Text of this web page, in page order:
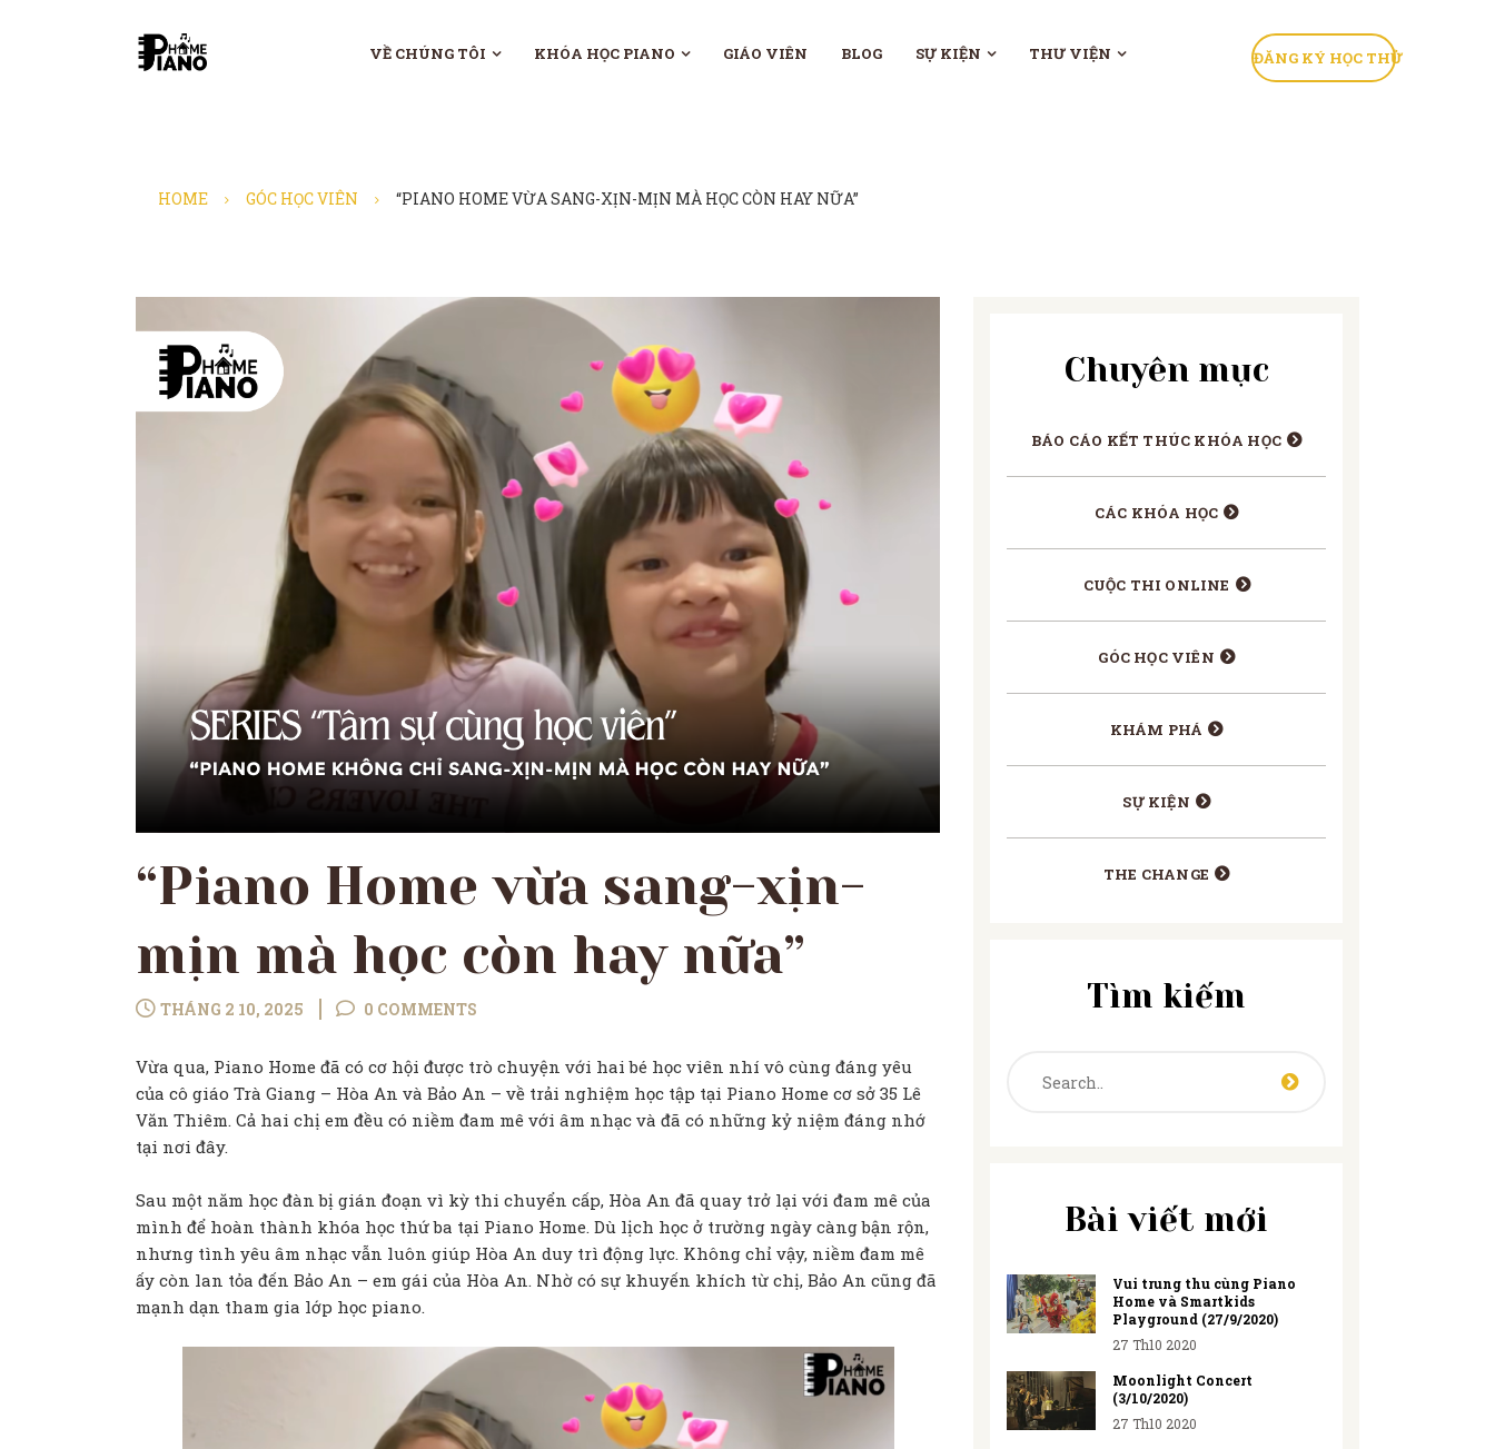
VỀ CHÚNG TÔI KHÓA HỌC PIANO GIÁO VIÊN BLOG SỰ KIỆN THƯ VIỆN ĐĂNG KÝ HỌC THỬ
HOME GÓC HỌC VIÊN “PIANO HOME VỪA SANG-XỊN-MỊN MÀ HỌC CÒN HAY NỮA”
“Piano Home vừa sang-xịn-
mịn mà học còn hay nữa”
THÁNG 2 10, 2025 0 COMMENTS
Vừa qua, Piano Home đã có cơ hội được trò chuyện với hai bé học viên nhí vô cùng đáng yêu
của cô giáo Trà Giang – Hòa An và Bảo An – về trải nghiệm học tập tại Piano Home cơ sở 35 Lê
Văn Thiêm. Cả hai chị em đều có niềm đam mê với âm nhạc và đã có những kỷ niệm đáng nhớ
tại nơi đây.
Sau một năm học đàn bị gián đoạn vì kỳ thi chuyển cấp, Hòa An đã quay trở lại với đam mê của
mình để hoàn thành khóa học thứ ba tại Piano Home. Dù lịch học ở trường ngày càng bận rộn,
nhưng tình yêu âm nhạc vẫn luôn giúp Hòa An duy trì động lực. Không chỉ vậy, niềm đam mê
ấy còn lan tỏa đến Bảo An – em gái của Hòa An. Nhờ có sự khuyến khích từ chị, Bảo An cũng đã
mạnh dạn tham gia lớp học piano.
Chuyên mục
BÁO CÁO KẾT THÚC KHÓA HỌC
CÁC KHÓA HỌC
CUỘC THI ONLINE
GÓC HỌC VIÊN
KHÁM PHÁ
SỰ KIỆN
THE CHANGE
Tìm kiếm
Bài viết mới
Vui trung thu cùng Piano
Home và Smartkids
Playground (27/9/2020)
27 Th10 2020
Moonlight Concert
(3/10/2020)
27 Th10 2020